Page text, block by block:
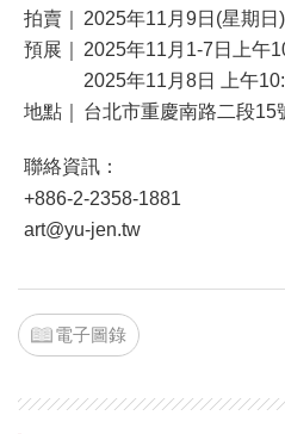
拍賣｜
2025年11月9日(星期日
預展｜
2025年11月1-7日上午
2025年11月8日 上午
地點｜
台北市重慶南路二段15
聯絡資訊：
+886-2-2358-1881
art@yu-jen.tw
電子圖錄